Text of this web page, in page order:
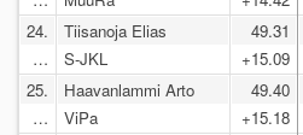
24.
…
Tiisanoja Elias
S-JKL
49.31
+15.09
25.
…
Haavanlammi Arto
ViPa
49.40
+15.18